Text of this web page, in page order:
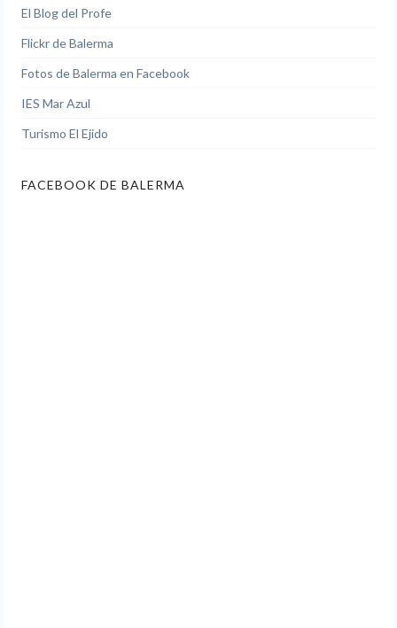
El Blog del Profe
Flickr de Balerma
Fotos de Balerma en Facebook
IES Mar Azul
Turismo El Ejido
FACEBOOK DE BALERMA